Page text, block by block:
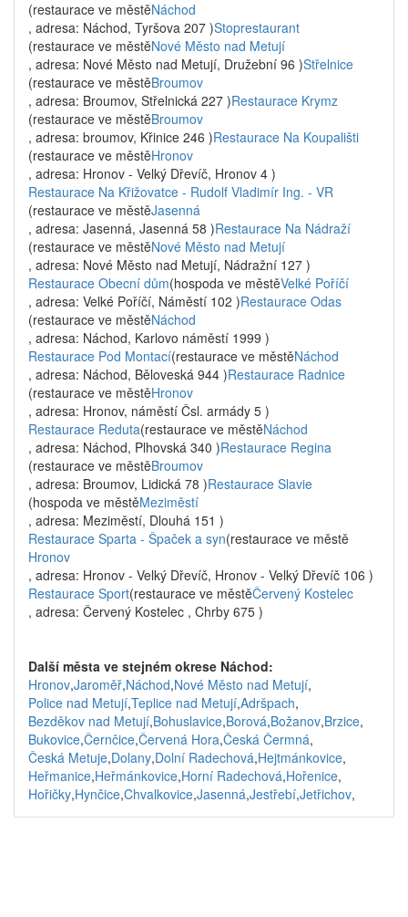
(restaurace ve městěNáchod
, adresa: Náchod, Tyršova 207 )Stoprestaurant
(restaurace ve městěNové Město nad Metují
, adresa: Nové Město nad Metují, Družební 96 )Střelnice
(restaurace ve městěBroumov
, adresa: Broumov, Střelnická 227 )Restaurace Krymz
(restaurace ve městěBroumov
, adresa: broumov, Křinice 246 )Restaurace Na Koupališti
(restaurace ve městěHronov
, adresa: Hronov - Velký Dřevíč, Hronov 4 )
Restaurace Na Křižovatce - Rudolf Vladimír Ing. - VR
(restaurace ve městěJasenná
, adresa: Jasenná, Jasenná 58 )Restaurace Na Nádraží
(restaurace ve městěNové Město nad Metují
, adresa: Nové Město nad Metují, Nádražní 127 )
Restaurace Obecní dům(hospoda ve městěVelké Poříčí
, adresa: Velké Poříčí, Náměstí 102 )Restaurace Odas
(restaurace ve městěNáchod
, adresa: Náchod, Karlovo náměstí 1999 )
Restaurace Pod Montací(restaurace ve městěNáchod
, adresa: Náchod, Běloveská 944 )Restaurace Radnice
(restaurace ve městěHronov
, adresa: Hronov, náměstí Čsl. armády 5 )
Restaurace Reduta(restaurace ve městěNáchod
, adresa: Náchod, Plhovská 340 )Restaurace Regina
(restaurace ve městěBroumov
, adresa: Broumov, Lidická 78 )Restaurace Slavie
(hospoda ve městěMeziměstí
, adresa: Meziměstí, Dlouhá 151 )
Restaurace Sparta - Špaček a syn(restaurace ve městě
Hronov
, adresa: Hronov - Velký Dřevíč, Hronov - Velký Dřevíč 106 )
Restaurace Sport(restaurace ve městěČervený Kostelec
, adresa: Červený Kostelec , Chrby 675 )
Další města ve stejném okrese Náchod:
Hronov,Jaroměř,Náchod,Nové Město nad Metují,
Police nad Metují,Teplice nad Metují,Adršpach,
Bezděkov nad Metují,Bohuslavice,Borová,Božanov,Brzice,
Bukovice,Černčice,Červená Hora,Česká Čermná,
Česká Metuje,Dolany,Dolní Radechová,Hejtmánkovice,
Heřmanice,Heřmánkovice,Horní Radechová,Hořenice,
Hořičky,Hynčice,Chvalkovice,Jasenná,Jestřebí,Jetřichov,